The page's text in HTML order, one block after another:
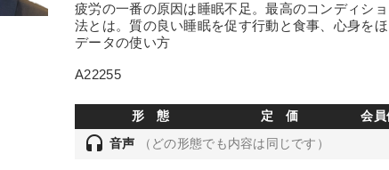
疲労の一番の原因は睡眠不足。最高のコンディシ
法とは。質の良い睡眠を促す行動と食事、心身を
データの使い方
A22255
形 態 定 価 会員
headset 音声 （どの形態でも内容は同じです）